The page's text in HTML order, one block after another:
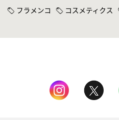
フラメンコ
コスメティクス